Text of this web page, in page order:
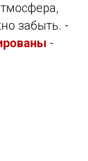
забыть. -
-